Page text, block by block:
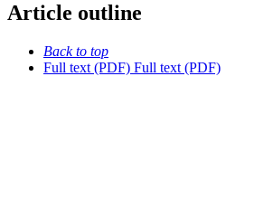
Article outline
Back to top
Full text (PDF) Full text (PDF)